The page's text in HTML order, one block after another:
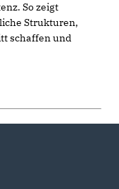
So zeigt
Strukturen,
schaffen und